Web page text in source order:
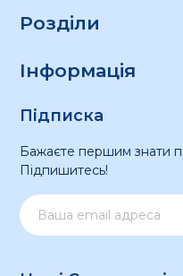
Розділи
Інформація
Підписка
Бажаєте першим знати
Підпишитесь!